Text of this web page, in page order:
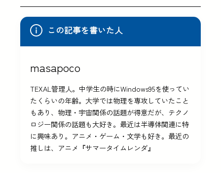
この記事を書いた人
masapoco
TEXAL管理人。中学生の時にWindows95を使ってい
たくらいの年齢。大学では物理を専攻していたこと
もあり、物理・宇宙関係の話題が得意だが、テクノ
ロジー関係の話題も大好き。最近は半導体関連に特
に興味あり。アニメ・ゲーム・文学も好き。最近の
推しは、アニメ『サマータイムレンダ』